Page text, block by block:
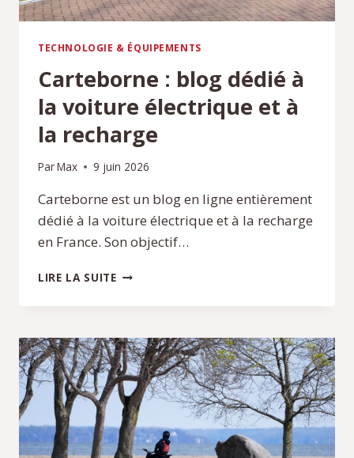
TECHNOLOGIE & ÉQUIPEMENTS
Carteborne : blog dédié à
la voiture électrique et à
la recharge
ParMax 9 juin 2026
Carteborne est un blog en ligne entièrement
dédié à la voiture électrique et à la recharge
en France. Son objectif…
LIRE LA SUITECARTEBORNE
À
LA
VOITURE
ÉLECTRIQUE
ET
À
LA